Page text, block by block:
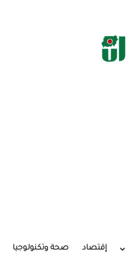
إقتصاد صحة وتكنولوجيا